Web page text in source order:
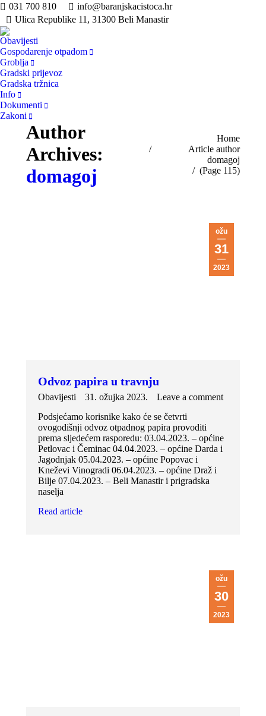
031 700 810
info@baranjskacistoca.hr
Ulica Republike 11, 31300 Beli Manastir
Obavijesti
Gospodarenje otpadom
Groblja
Gradski prijevoz
Gradska tržnica
Info
Dokumenti
Zakoni
Author
Archives:
domagoj
Home
Article author
domagoj
(Page 115)
ožu
31
2023
Odvoz papira u travnju
Obavijesti 31. ožujka 2023.
Leave a comment
Podsjećamo korisnike kako će se četvrti
ovogodišnji odvoz otpadnog papira provoditi
prema sljedećem rasporedu: 03.04.2023. – općine
Petlovac i Čeminac 04.04.2023. – općine Darda i
Jagodnjak 05.04.2023. – općine Popovac i
Kneževi Vinogradi 06.04.2023. – općine Draž i
Bilje 07.04.2023. – Beli Manastir i prigradska
naselja
Read article
ožu
30
2023